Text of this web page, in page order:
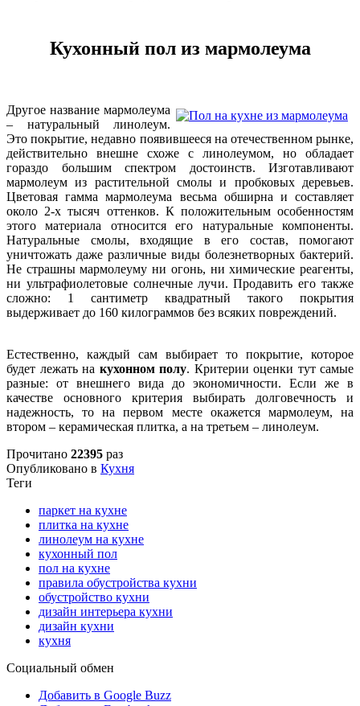
Кухонный пол из мармолеума
Другое название мармолеума
– натуральный линолеум.
Это покрытие, недавно появившееся на отечественном рынке,
действительно внешне схоже с линолеумом, но обладает
гораздо большим спектром достоинств. Изготавливают
мармолеум из растительной смолы и пробковых деревьев.
Цветовая гамма мармолеума весьма обширна и составляет
около 2-х тысяч оттенков. К положительным особенностям
этого материала относится его натуральные компоненты.
Натуральные смолы, входящие в его состав, помогают
уничтожать даже различные виды болезнетворных бактерий.
Не страшны мармолеуму ни огонь, ни химические реагенты,
ни ультрафиолетовые солнечные лучи. Продавить его также
сложно: 1 сантиметр квадратный такого покрытия
выдерживает до 160 килограммов без всяких повреждений.
Естественно, каждый сам выбирает то покрытие, которое
будет лежать на кухонном полу. Критерии оценки тут самые
разные: от внешнего вида до экономичности. Если же в
качестве основного критерия выбирать долговечность и
надежность, то на первом месте окажется мармолеум, на
втором – керамическая плитка, а на третьем – линолеум.
Прочитано 22395 раз
Опубликовано в Кухня
Теги
паркет на кухне
плитка на кухне
линолеум на кухне
кухонный пол
пол на кухне
правила обустройства кухни
обустройство кухни
дизайн интерьера кухни
дизайн кухни
кухня
Социальный обмен
Добавить в Google Buzz